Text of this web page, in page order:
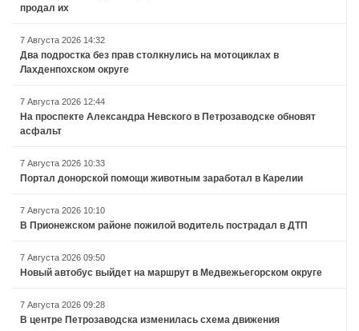
продал их
7 Августа 2026 14:32
Два подростка без прав столкнулись на мотоциклах в
Лахденпохском округе
7 Августа 2026 12:44
На проспекте Александра Невского в Петрозаводске обновят
асфальт
7 Августа 2026 10:33
Портал донорской помощи животным заработал в Карелии
7 Августа 2026 10:10
В Прионежском районе пожилой водитель пострадал в ДТП
7 Августа 2026 09:50
Новый автобус выйдет на маршрут в Медвежьегорском округе
7 Августа 2026 09:28
В центре Петрозаводска изменилась схема движения